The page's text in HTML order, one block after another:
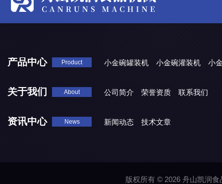
产品中心 Product 小金碗罐装机 小金碗灌装机 小
关于我们 About 公司简介 荣誉资质 联系我们
资讯中心 News 新闻动态 技术文章
版权所有 © 2026 舟山凯润